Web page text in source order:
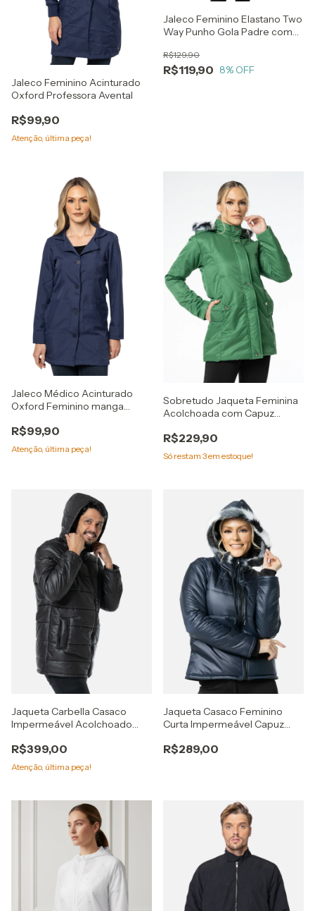
Jaleco Feminino Acinturado
Oxford Professora Avental
R$99,90
Atenção, última peça!
Jaleco Feminino Elastano Two
Way Punho Gola Padre com
R$119,90
R$129,90
8% OFF
Jaleco Médico Acinturado
Oxford Feminino manga
R$99,90
Atenção, última peça!
Sobretudo Jaqueta Feminina
Acolchoada com Capuz
R$229,90
Só restam 3em estoque!
Jaqueta Carbella Casaco
Impermeável Acolchoado
R$399,00
Atenção, última peça!
Jaqueta Casaco Feminino
Curta Impermeável Capuz
R$289,00